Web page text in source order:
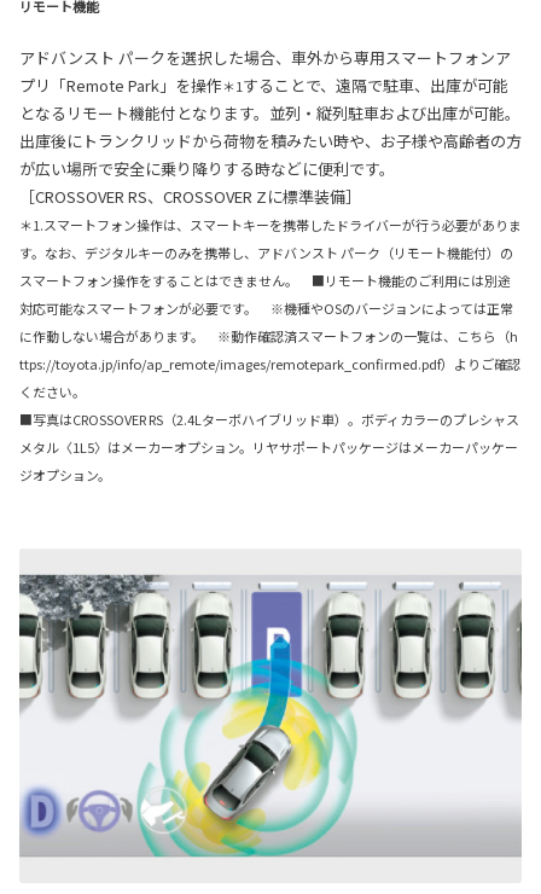
リモート機能
アドバンスト パークを選択した場合、車外から専用スマートフォンア
プリ「Remote Park」を操作＊1することで、遠隔で駐車、出庫が可能
となるリモート機能付となります。並列・縦列駐車および出庫が可能。
出庫後にトランクリッドから荷物を積みたい時や、お子様や高齢者の方
が広い場所で安全に乗り降りする時などに便利です。
［CROSSOVER RS、CROSSOVER Zに標準装備］
＊1.スマートフォン操作は、スマートキーを携帯したドライバーが行う必要がありま
す。なお、デジタルキーのみを携帯し、アドバンスト パーク（リモート機能付）の
スマートフォン操作をすることはできません。 ■リモート機能のご利用には別途
対応可能なスマートフォンが必要です。 ※機種やOSのバージョンによっては正常
に作動しない場合があります。 ※動作確認済スマートフォンの一覧は、こちら（h
ttps://toyota.jp/info/ap_remote/images/remotepark_confirmed.pdf）よりご確認
ください。
■写真はCROSSOVER RS（2.4Lターボハイブリッド車）。ボディカラーのプレシャス
メタル〈1L5〉はメーカーオプション。リヤサポートパッケージはメーカーパッケー
ジオプション。